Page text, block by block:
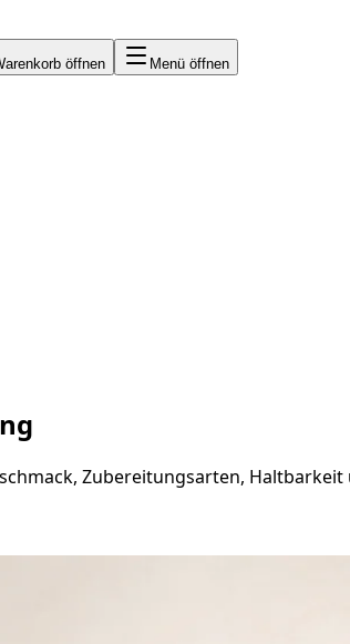
öffnen Menü öffnen
Zubereitungsarten,